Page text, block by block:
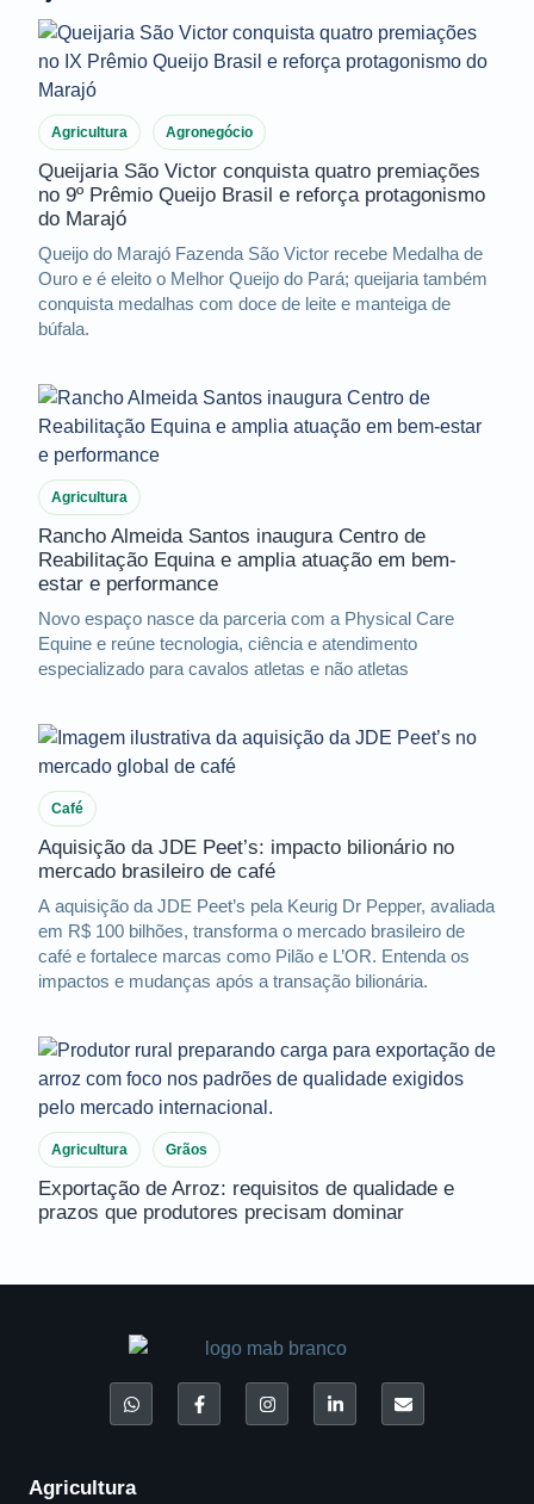
Agricultura Agronegócio
Queijaria São Victor conquista quatro premiações
no 9º Prêmio Queijo Brasil e reforça protagonismo
do Marajó
Queijo do Marajó Fazenda São Victor recebe Medalha de
Ouro e é eleito o Melhor Queijo do Pará; queijaria também
conquista medalhas com doce de leite e manteiga de
búfala.
Agricultura
Rancho Almeida Santos inaugura Centro de
Reabilitação Equina e amplia atuação em bem-
estar e performance
Novo espaço nasce da parceria com a Physical Care
Equine e reúne tecnologia, ciência e atendimento
especializado para cavalos atletas e não atletas
Café
Aquisição da JDE Peet’s: impacto bilionário no
mercado brasileiro de café
A aquisição da JDE Peet’s pela Keurig Dr Pepper, avaliada
em R$ 100 bilhões, transforma o mercado brasileiro de
café e fortalece marcas como Pilão e L’OR. Entenda os
impactos e mudanças após a transação bilionária.
Agricultura Grãos
Exportação de Arroz: requisitos de qualidade e
prazos que produtores precisam dominar
Agricultura